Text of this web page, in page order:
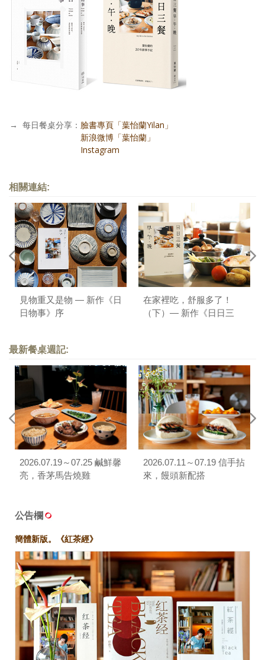
→ 每日餐桌分享： 臉書專頁「葉怡蘭Yilan」
新浪微博「葉怡蘭」
Instagram
相關連結:
見物重又是物 — 新作《日
日物事》序
在家裡吃，舒服多了！
（下）— 新作《日日三
最新餐桌週記:
2026.07.19～07.25 鹹鮮馨
亮，香茅馬告燒雞
2026.07.11～07.19 信手拈
來，饅頭新配搭
公告欄
簡體新版。《紅茶經》